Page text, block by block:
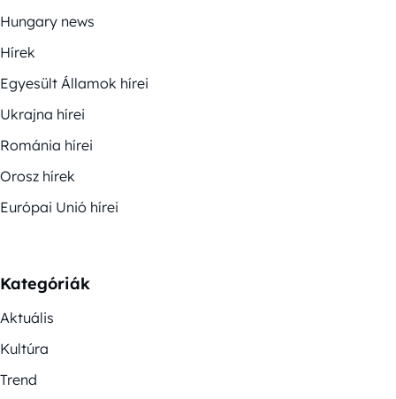
Hungary news
Hírek
Egyesült Államok hírei
Ukrajna hírei
Románia hírei
Orosz hírek
Európai Unió hírei
Kategóriák
Aktuális
Kultúra
Trend